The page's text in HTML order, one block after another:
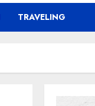
TRAVELING